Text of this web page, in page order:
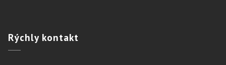
Rýchlykontakt